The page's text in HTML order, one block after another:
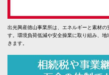
出光興産徳山事業所は、エネルギーと素材
す。環境負荷低減や安全操業に取り組み、
きます。